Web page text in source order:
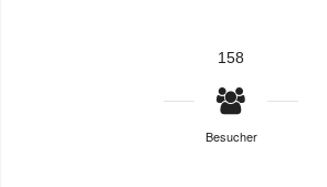
158
Besucher